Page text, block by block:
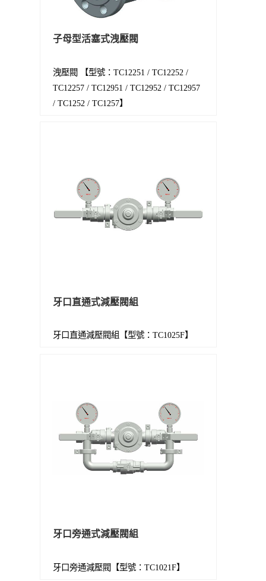
子母型活塞式洩壓閥
洩壓閥 【型號：TC12251 / TC12252 /
TC12257 / TC12951 / TC12952 / TC12957
/ TC1252 / TC1257】
牙口直通式減壓閥組
牙口直通減壓閥組【型號：TC1025F】
牙口旁通式減壓閥組
牙口旁通減壓閥【型號：TC1021F】